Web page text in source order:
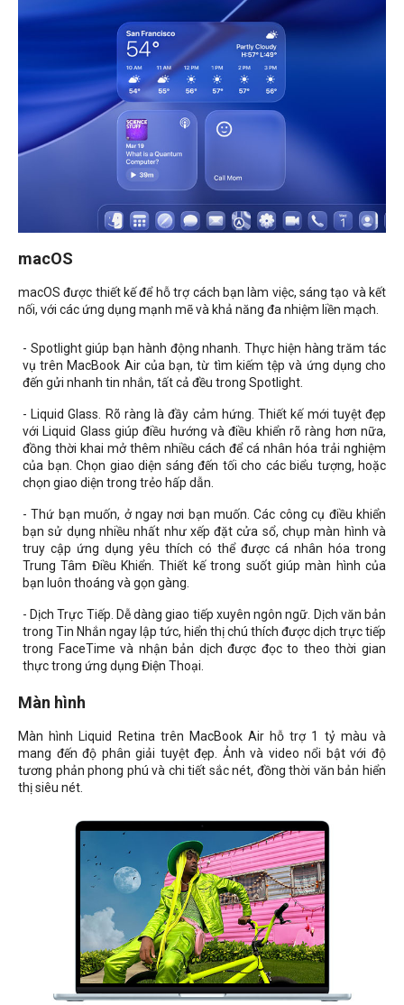
macOS
macOS được thiết kế để hỗ trợ cách bạn làm việc, sáng tạo và kết
nối, với các ứng dụng mạnh mẽ và khả năng đa nhiệm liền mạch.
- Spotlight giúp bạn hành động nhanh. Thực hiện hàng trăm tác
vụ trên MacBook Air của bạn, từ tìm kiếm tệp và ứng dụng cho
đến gửi nhanh tin nhắn, tất cả đều trong Spotlight.
- Liquid Glass. Rõ ràng là đầy cảm hứng. Thiết kế mới tuyệt đẹp
với Liquid Glass giúp điều hướng và điều khiển rõ ràng hơn nữa,
đồng thời khai mở thêm nhiều cách để cá nhân hóa trải nghiệm
của bạn. Chọn giao diện sáng đến tối cho các biểu tượng, hoặc
chọn giao diện trong trẻo hấp dẫn.
- Thứ bạn muốn, ở ngay nơi bạn muốn. Các công cụ điều khiển
bạn sử dụng nhiều nhất như xếp đặt cửa sổ, chụp màn hình và
truy cập ứng dụng yêu thích có thể được cá nhân hóa trong
Trung Tâm Điều Khiển. Thiết kế trong suốt giúp màn hình của
bạn luôn thoáng và gọn gàng.
- Dịch Trực Tiếp. Dễ dàng giao tiếp xuyên ngôn ngữ. Dịch văn bản
trong Tin Nhắn ngay lập tức, hiển thị chú thích được dịch trực tiếp
trong FaceTime và nhận bản dịch được đọc to theo thời gian
thực trong ứng dụng Điện Thoại.
Màn hình
Màn hình Liquid Retina trên MacBook Air hỗ trợ 1 tỷ màu và
mang đến độ phân giải tuyệt đẹp. Ảnh và video nổi bật với độ
tương phản phong phú và chi tiết sắc nét, đồng thời văn bản hiển
thị siêu nét.